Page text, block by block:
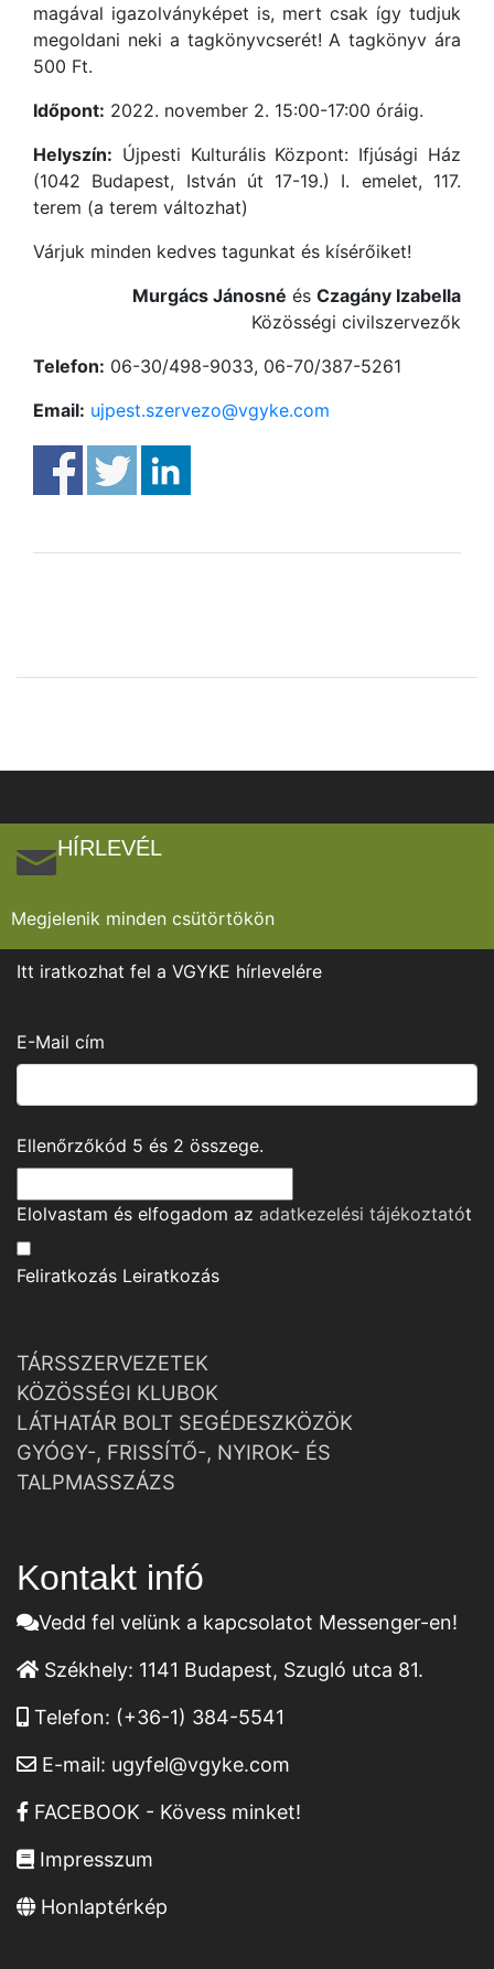
magával igazolványképet is, mert csak így tudjuk
megoldani neki a tagkönyvcserét! A tagkönyv ára
500 Ft.
Időpont: 2022. november 2. 15:00-17:00 óráig.
Helyszín: Újpesti Kulturális Központ: Ifjúsági Ház
(1042 Budapest, István út 17-19.) I. emelet, 117.
terem (a terem változhat)
Várjuk minden kedves tagunkat és kísérőiket!
Murgács Jánosné és Czagány Izabella
Közösségi civilszervezők
Telefon: 06-30/498-9033, 06-70/387-5261
Email: ujpest.szervezo@vgyke.com
HÍRLEVÉL
Megjelenik minden csütörtökön
Itt iratkozhat fel a VGYKE hírlevelére
E-Mail cím
Ellenőrzőkód 5 és 2 összege.
Elolvastam és elfogadom az adatkezelési tájékoztatót
Feliratkozás Leiratkozás
TÁRSSZERVEZETEK
KÖZÖSSÉGI KLUBOK
LÁTHATÁR BOLT SEGÉDESZKÖZÖK
GYÓGY-, FRISSÍTŐ-, NYIROK- ÉS
TALPMASSZÁZS
Kontakt infó
Vedd fel velünk a kapcsolatot Messenger-en!
Székhely: 1141 Budapest, Szugló utca 81.
Telefon: (+36-1) 384-5541
E-mail: ugyfel@vgyke.com
FACEBOOK - Kövess minket!
Impresszum
Honlaptérkép